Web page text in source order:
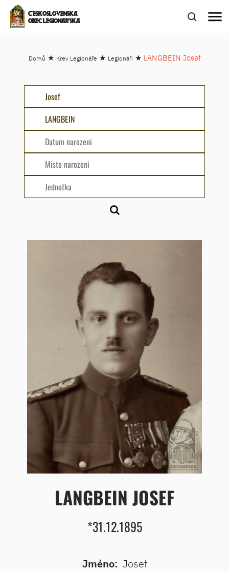
ČESKOSLOVENSKÁ
OBEC LEGIONÁŘSKÁ
menu
Domů ★ Krev Legionáře ★ Legionáři ★ LANGBEIN Josef
LANGBEIN JOSEF
*31.12.1895
Jméno: Josef